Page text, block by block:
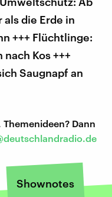
die Erde in
+++ Flüchtlinge:
Kos +++
Saugnapf an
Dann
Shownotes